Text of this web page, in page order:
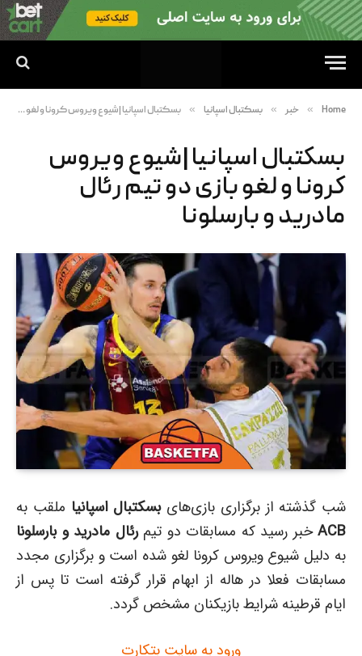
Home
» خبر » بسکتبال اسپانیا » بسکتبال اسپانیا |شیوع ویروس کرونا و لغو بازی‌ دو تیم رئال مادرید و بارسلونا
بسکتبال اسپانیا |شیوع ویروس
کرونا و لغو بازی‌ دو تیم رئال
مادرید و بارسلونا
شب گذشته از برگزاری بازی‌های بسکتبال اسپانیا ملقب به
ACBخبر رسید که مسابقات دو تیمرئال مادرید و بارسلونا
به دلیل شیوع ویروس کرونا لغو شده است و برگزاری مجدد
مسابقات فعلا در هاله از ابهام قرار گرفته است تا پس از
ایام قرطینه شرایط بازیکنان مشخص گردد.
ورود به سایت بتکارت